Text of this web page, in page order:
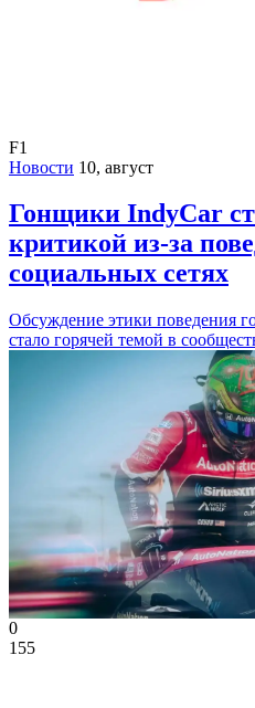
F1
Новости 10, август
Гонщики IndyCar
критикой из-за
социальных сетях
Обсуждение этики поведения
стало горячей темой в
0
155